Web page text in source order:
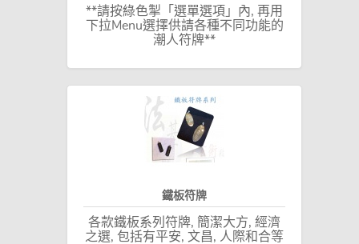
**請按綠色掣「選單選項」內, 再用
下拉Menu選擇供請各種不同功能的
潮人符牌**
鐵板符牌
各款鐵板系列符牌, 簡潔大方, 經濟
之選, 包括有平安, 文昌, 人際和合等